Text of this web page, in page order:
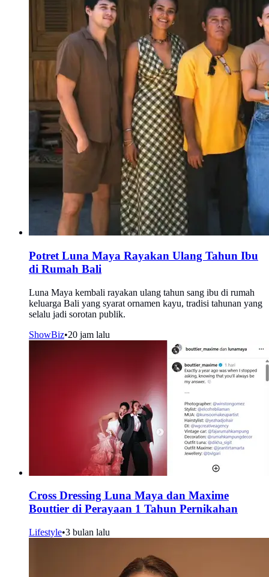
Potret Luna Maya Rayakan Ulang Tahun Ibu
di Rumah Bali
Luna Maya kembali rayakan ulang tahun sang ibu di rumah
keluarga Bali yang syarat ornamen kayu, tradisi tahunan yang
selalu jadi sorotan publik.
ShowBiz•20 jam lalu
Cross Dressing Luna Maya dan Maxime
Bouttier di Perayaan 1 Tahun Pernikahan
Lifestyle•3 bulan lalu